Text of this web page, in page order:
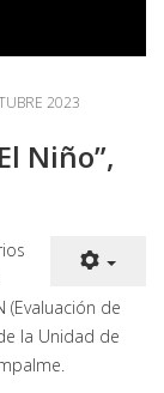
2023
Niño”,
de
la Unidad de